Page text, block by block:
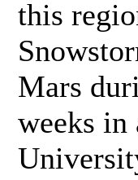
this
Mars
weeks in